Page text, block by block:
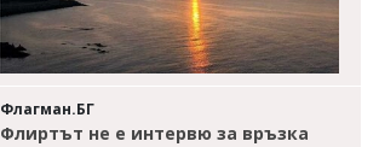
Флагман.БГ
Флиртът не е интервю за връзка